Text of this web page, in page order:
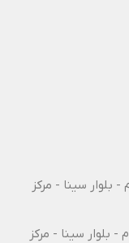
بلوار سینا - مرکز
- بلوار سینا - مرکز